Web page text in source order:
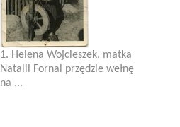
1. Helena Wojcieszek, matka
Natalii Fornal przędzie wełnę
na ...